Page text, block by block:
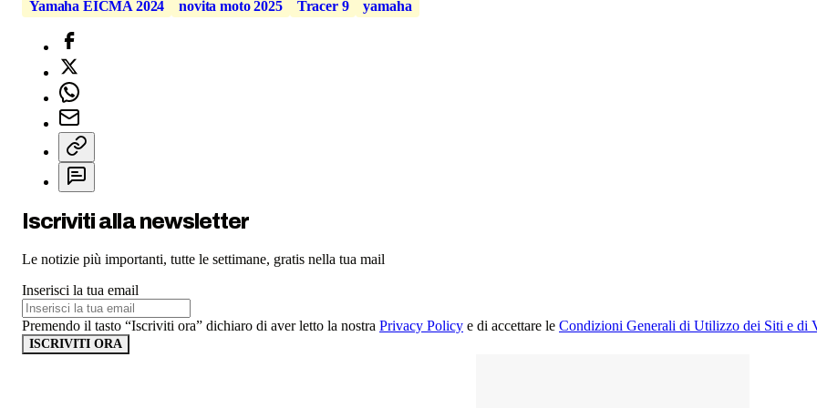
Yamaha EICMA 2024 novita moto 2025 Tracer 9 yamaha
Iscriviti alla newsletter
Le notizie più importanti, tutte le settimane, gratis nella tua mail
Inserisci la tua email
Premendo il tasto “Iscriviti ora” dichiaro di aver letto la nostra Privacy Policy e di accettare le Condizioni Generali di Utilizzo dei Siti e di
ISCRIVITI ORA